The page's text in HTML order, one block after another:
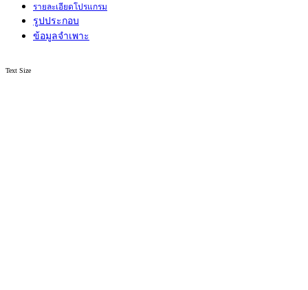
รายละเอียดโปรแกรม
รูปประกอบ
ข้อมูลจำเพาะ
Text Size